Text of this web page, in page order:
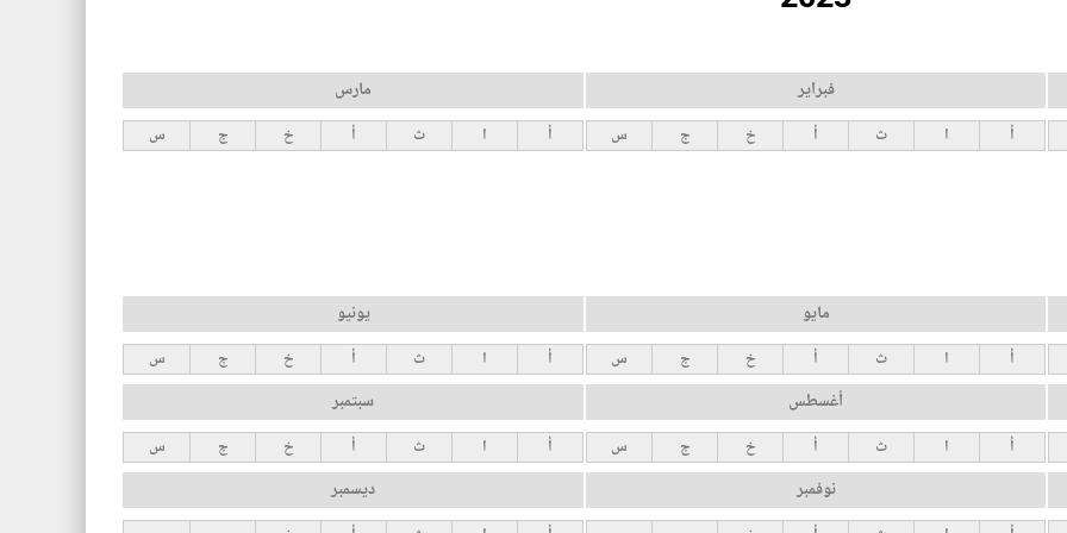
فبراير
أ ا ث أ خ ج س
مارس
أ ا ث أ خ ج س
مايو
أ ا ث أ خ ج س
يونيو
أ ا ث أ خ ج س
أغسطس
أ ا ث أ خ ج س
سبتمبر
أ ا ث أ خ ج س
نوفمبر ديسمبر